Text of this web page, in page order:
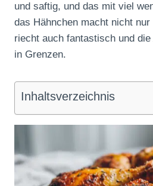
und saftig, und das mit viel
das Hähnchen macht nicht
riecht auch fantastisch und
in Grenzen.
Inhaltsverzeichnis